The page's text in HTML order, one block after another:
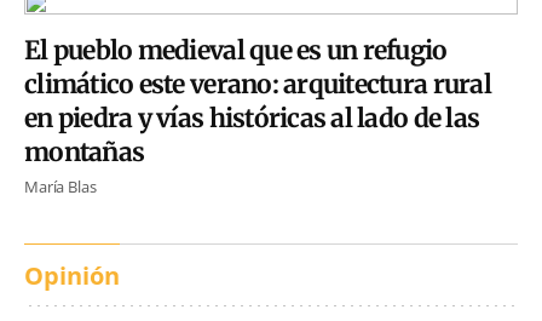
El pueblo medieval que es un refugio
climático este verano: arquitectura rural
en piedra y vías históricas al lado de las
montañas
María Blas
Opinión